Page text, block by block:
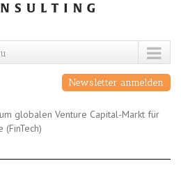
Newsletter anmelden
globalen Venture Capital-Markt für